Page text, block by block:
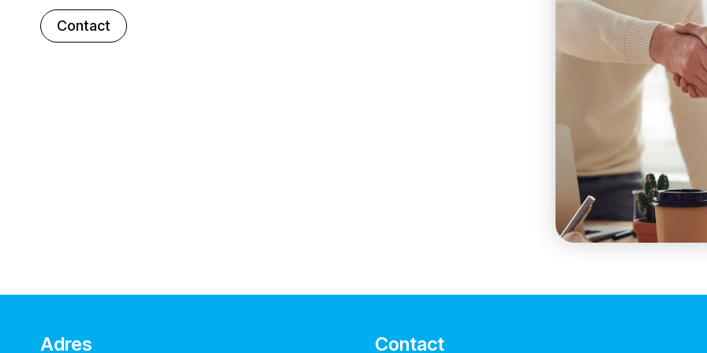
Contact
Adres Contact